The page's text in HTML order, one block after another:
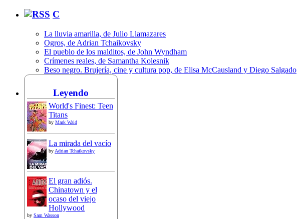
C
La lluvia amarilla, de Julio Llamazares
Ogros, de Adrian Tchaikovsky
El pueblo de los malditos, de John Wyndham
Crímenes reales, de Samantha Kolesnik
Beso negro. Brujería, cine y cultura pop, de Elisa McCausland y Diego Salgado
Leyendo
World's Finest: Teen
Titans
by Mark Waid
La mirada del vacío
byAdrian Tchaikovsky
El gran adiós.
Chinatown y el
ocaso del viejo
Hollywood
by Sam Wasson